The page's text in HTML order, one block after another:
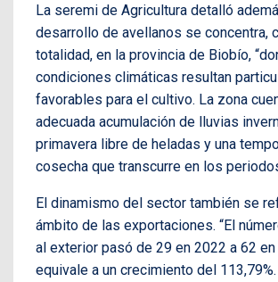
La seremi de Agricultura detalló
desarrollo de avellanos se concentra,
totalidad, en la provincia de Biobío,
condiciones climáticas resultan
favorables para el cultivo. La zona
adecuada acumulación de lluvias
primavera libre de heladas y una
cosecha que transcurre en los
El dinamismo del sector también se
ámbito de las exportaciones. “El
al exterior pasó de 29 en 2022 a 62
equivale a un crecimiento del